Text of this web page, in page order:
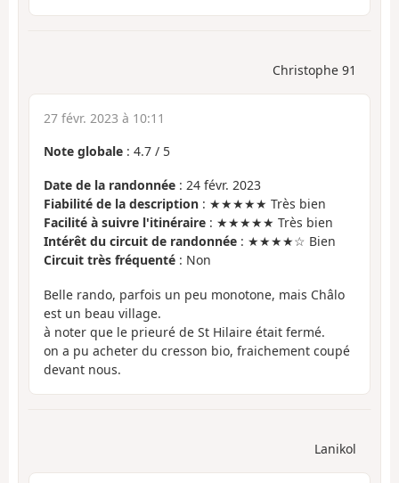
Christophe 91
27 févr. 2023 à 10:11
Note globale : 4.7 / 5
Date de la randonnée : 24 févr. 2023
Fiabilité de la description : ★★★★★ Très bien
Facilité à suivre l'itinéraire : ★★★★★ Très bien
Intérêt du circuit de randonnée : ★★★★☆ Bien
Circuit très fréquenté : Non
Belle rando, parfois un peu monotone, mais Châlo
est un beau village.
à noter que le prieuré de St Hilaire était fermé.
on a pu acheter du cresson bio, fraichement coupé
devant nous.
Lanikol